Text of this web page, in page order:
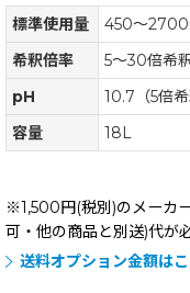
標準使用量
450〜
希釈倍率
5〜30倍希
pH
10.7（5倍
容量
18L
※1,500円(税別)のメーカ
可・他の商品と別送)代が
送料オプション金額は